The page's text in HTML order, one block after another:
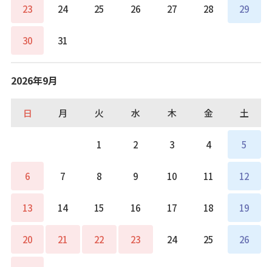
23 24 25 26 27 28 29
30 31
2026年9月
日 月 火 水 木 金 土
1 2 3 4 5
6 7 8 9 10 11 12
13 14 15 16 17 18 19
20 21 22 23 24 25 26